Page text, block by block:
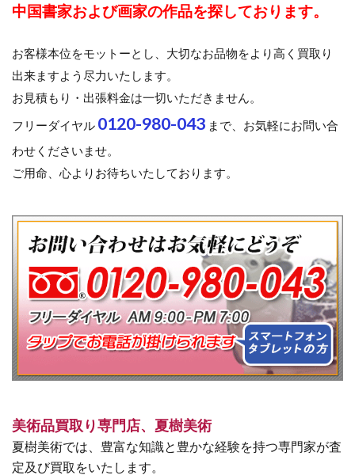
中国書家および画家の作品を探しております。
お客様本位をモットーとし、大切なお品物をより高く買取り
出来ますよう尽力いたします。
お見積もり・出張料金は一切いただきません。
フリーダイヤル 0120-980-043 まで、お気軽にお問い合
わせくださいませ。
ご用命、心よりお待ちいたしております。
美術品買取り専門店、夏樹美術
夏樹美術では、豊富な知識と豊かな経験を持つ専門家が査
定及び買取をいたします。